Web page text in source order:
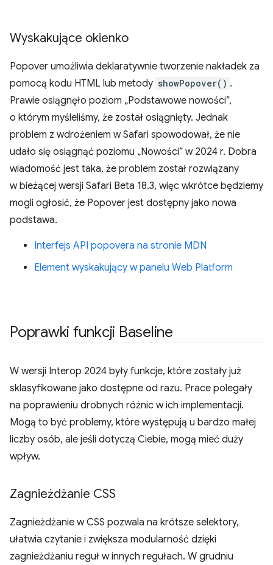
Wyskakujące okienko
Popover umożliwia deklaratywnie tworzenie nakładek za
pomocą kodu HTML lub metody showPopover() .
Prawie osiągnęło poziom „Podstawowe nowości”,
o którym myśleliśmy, że został osiągnięty. Jednak
problem z wdrożeniem w Safari spowodował, że nie
udało się osiągnąć poziomu „Nowości” w 2024 r. Dobra
wiadomość jest taka, że problem został rozwiązany
w bieżącej wersji Safari Beta 18.3, więc wkrótce będziemy
mogli ogłosić, że Popover jest dostępny jako nowa
podstawa.
Interfejs API popovera na stronie MDN
Element wyskakujący w panelu Web Platform
Poprawki funkcji Baseline
W wersji Interop 2024 były funkcje, które zostały już
sklasyfikowane jako dostępne od razu. Prace polegały
na poprawieniu drobnych różnic w ich implementacji.
Mogą to być problemy, które występują u bardzo małej
liczby osób, ale jeśli dotyczą Ciebie, mogą mieć duży
wpływ.
Zagnieżdżanie CSS
Zagnieżdżanie w CSS pozwala na krótsze selektory,
ułatwia czytanie i zwiększa modularność dzięki
zagnieżdżaniu reguł w innych regułach. W grudniu